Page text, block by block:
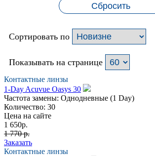
Сбросить
Сортировать по
Показывать на странице
Контактные линзы
1-Day Acuvue Oasys 30
Частота замены: Однодневные (1 Day)
Количество: 30
Цена на сайте
1 650р.
1 770 р.
Заказать
Контактные линзы